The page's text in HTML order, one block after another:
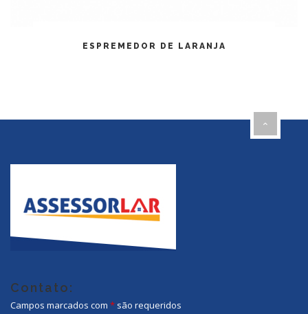
ESPREMEDOR DE LARANJA
Contato:
Campos marcados com * são requeridos